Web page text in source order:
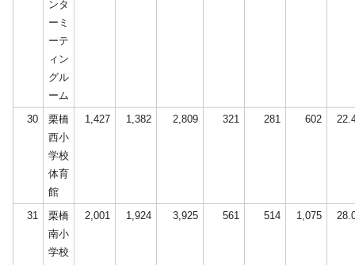
ンタ
ーミ
ーテ
ィン
グル
ーム
30
栗橋
西小
学校
体育
館
1,427 1,382 2,809 321 281 602
31
栗橋
南小
学校
2,001 1,924 3,925 561 514 1,075